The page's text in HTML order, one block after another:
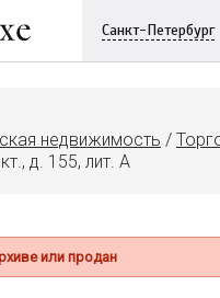
Санкт-Петербург
недвижимость /
д. 155, лит. А
или продан